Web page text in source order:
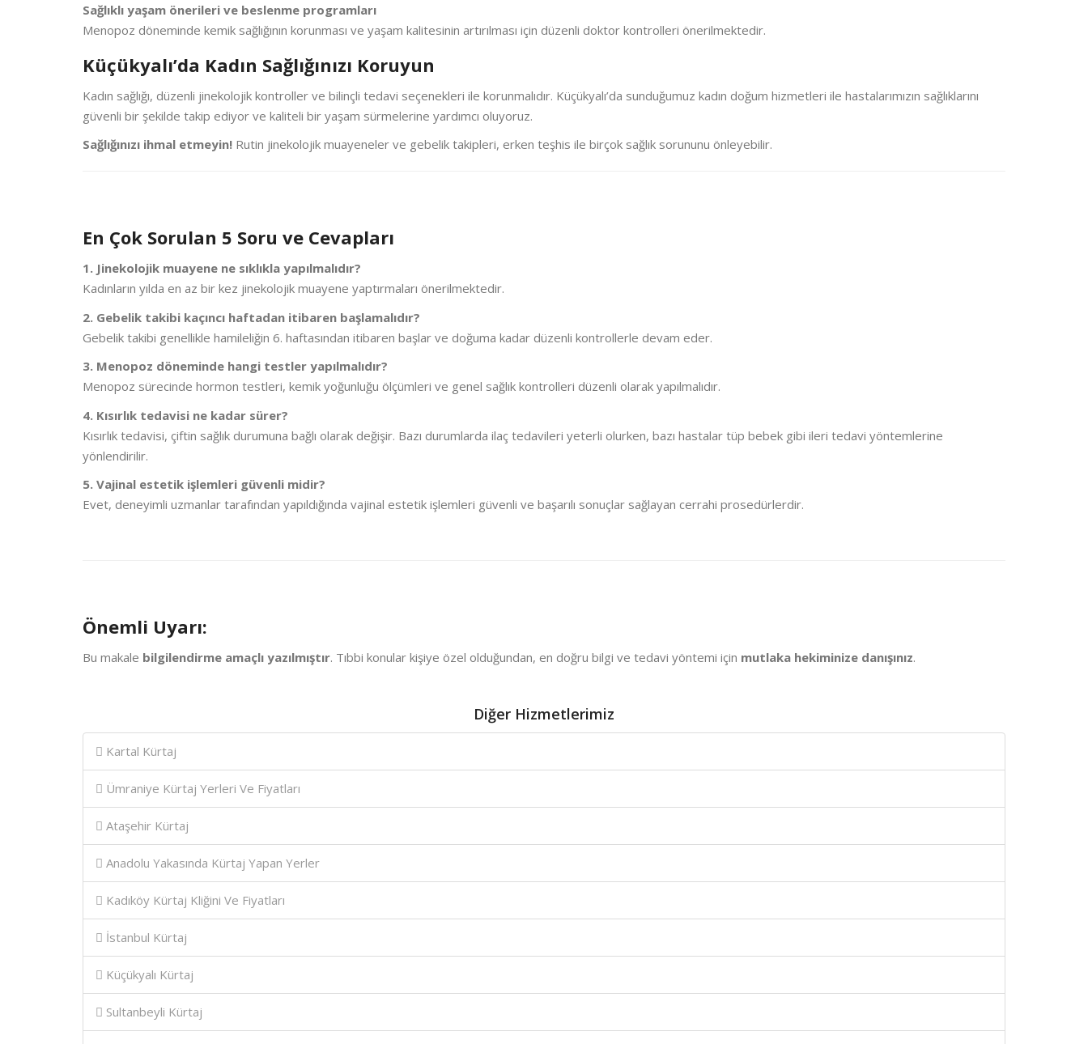
Sağlıklı yaşam önerileri ve beslenme programları
Menopoz döneminde kemik sağlığının korunması ve yaşam kalitesinin artırılması için düzenli doktor kontrolleri önerilmektedir.
Küçükyalı’da Kadın Sağlığınızı Koruyun
Kadın sağlığı, düzenli jinekolojik kontroller ve bilinçli tedavi seçenekleri ile korunmalıdır. Küçükyalı’da sunduğumuz kadın doğum hizmetleri ile hastalarımızın sağlıklarını
güvenli bir şekilde takip ediyor ve kaliteli bir yaşam sürmelerine yardımcı oluyoruz.
Sağlığınızı ihmal etmeyin! Rutin jinekolojik muayeneler ve gebelik takipleri, erken teşhis ile birçok sağlık sorununu önleyebilir.
En Çok Sorulan 5 Soru ve Cevapları
1. Jinekolojik muayene ne sıklıkla yapılmalıdır?
Kadınların yılda en az bir kez jinekolojik muayene yaptırmaları önerilmektedir.
2. Gebelik takibi kaçıncı haftadan itibaren başlamalıdır?
Gebelik takibi genellikle hamileliğin 6. haftasından itibaren başlar ve doğuma kadar düzenli kontrollerle devam eder.
3. Menopoz döneminde hangi testler yapılmalıdır?
Menopoz sürecinde hormon testleri, kemik yoğunluğu ölçümleri ve genel sağlık kontrolleri düzenli olarak yapılmalıdır.
4. Kısırlık tedavisi ne kadar sürer?
Kısırlık tedavisi, çiftin sağlık durumuna bağlı olarak değişir. Bazı durumlarda ilaç tedavileri yeterli olurken, bazı hastalar tüp bebek gibi ileri tedavi yöntemlerine
yönlendirilir.
5. Vajinal estetik işlemleri güvenli midir?
Evet, deneyimli uzmanlar tarafından yapıldığında vajinal estetik işlemleri güvenli ve başarılı sonuçlar sağlayan cerrahi prosedürlerdir.
Önemli Uyarı:
Bu makale bilgilendirme amaçlı yazılmıştır. Tıbbi konular kişiye özel olduğundan, en doğru bilgi ve tedavi yöntemi için mutlaka hekiminize danışınız.
Diğer Hizmetlerimiz
Kartal Kürtaj
Ümraniye Kürtaj Yerleri Ve Fiyatları
Ataşehir Kürtaj
Anadolu Yakasında Kürtaj Yapan Yerler
Kadıköy Kürtaj Kliğini Ve Fiyatları
İstanbul Kürtaj
Küçükyalı Kürtaj
Sultanbeyli Kürtaj